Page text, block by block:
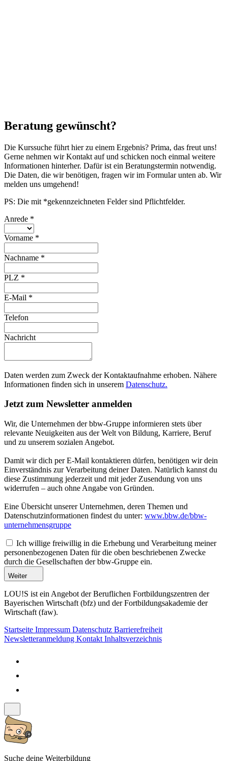
Beratung gewünscht?
Die Kurssuche führt hier zu einem Ergebnis? Prima, das freut uns!
Gerne nehmen wir Kontakt auf und schicken noch einmal weitere
Informationen hinterher. Dafür ist ein Beratungstermin notwendig.
Die Daten, die wir benötigen, fragen wir im Formular unten ab. Wir
melden uns umgehend!
PS: Die mit *gekennzeichneten Felder sind Pflichtfelder.
Anrede *
Vorname *
Nachname *
PLZ *
E-Mail *
Telefon
Nachricht
Daten werden zum Zweck der Kontaktaufnahme erhoben. Nähere
Informationen finden sich in unserem Datenschutz.
Jetzt zum Newsletter anmelden
Wir, die Unternehmen der bbw-Gruppe informieren stets über
relevante Neuigkeiten aus der Welt von Bildung, Karriere, Beruf
und zu unserem sozialen Angebot.
Damit wir dich per E-Mail kontaktieren dürfen, benötigen wir dein
Einverständnis zur Verarbeitung deiner Daten. Natürlich kannst du
diese Zustimmung jederzeit und mit jeder Zusendung von uns
widerrufen – auch ohne Angabe von Gründen.
Eine Übersicht unserer Unternehmen, deren Themen und
Datenschutzinformationen findest du unter: www.bbw.de/bbw-
unternehmensgruppe
Ich willige freiwillig in die Erhebung und Verarbeitung meiner
personenbezogenen Daten für die oben beschriebenen Zwecke
durch die Gesellschaften der bbw-Gruppe ein.
Weiter
LOU!S ist ein Angebot der Beruflichen Fortbildungszentren der
Bayerischen Wirtschaft (bfz) und der Fortbildungsakademie der
Wirtschaft (faw).
Startseite Impressum Datenschutz Barrierefreiheit
Newsletteranmeldung Kontakt Inhaltsverzeichnis
Suche deine Weiterbildung